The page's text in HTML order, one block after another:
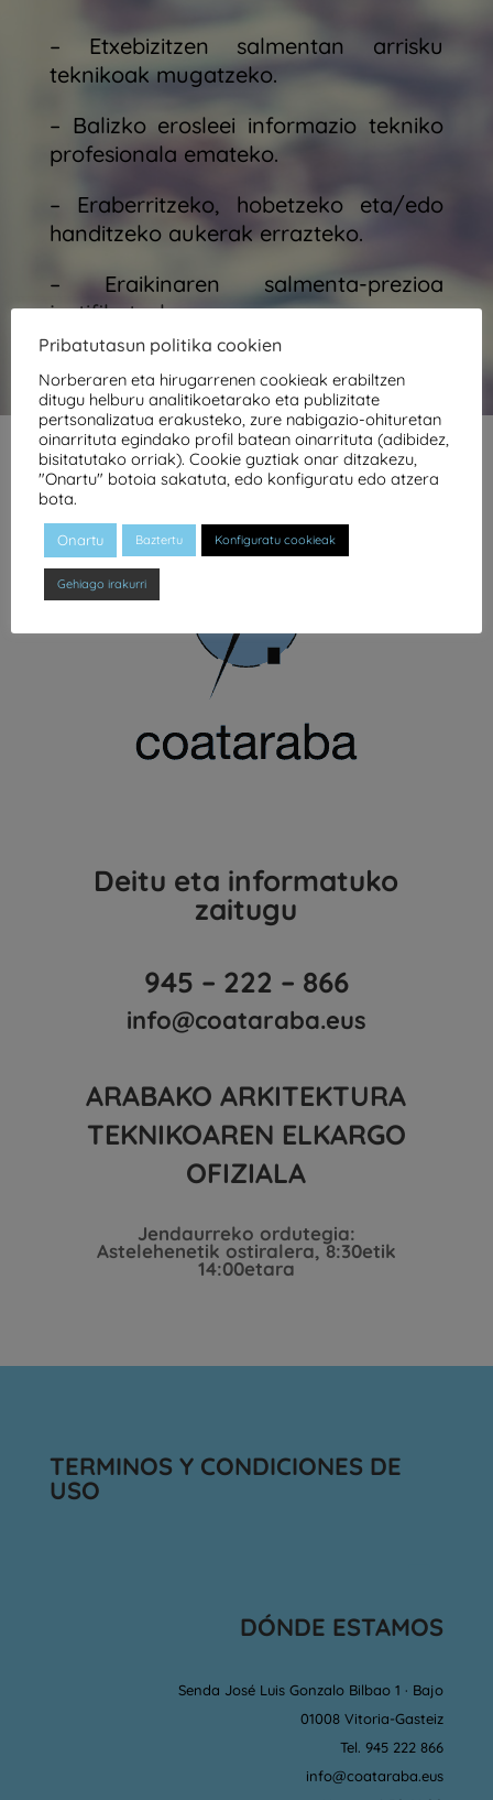
– Etxebizitzen salmentan arrisku
teknikoak mugatzeko.
– Balizko erosleei informazio tekniko
profesionala emateko.
– Eraberritzeko, hobetzeko eta/edo
handitzeko aukerak errazteko.
– Eraikinaren salmenta-prezioa
justifikatzeko.
Deitu eta informatuko
zaitugu
945 – 222 – 866
info@coataraba.eus
ARABAKO ARKITEKTURA
TEKNIKOAREN ELKARGO
OFIZIALA
Jendaurreko ordutegia:
Astelehenetik ostiralera, 8:30etik
14:00etara
TERMINOS Y CONDICIONES DE
USO
DÓNDE ESTAMOS
Senda José Luis Gonzalo Bilbao 1 · Bajo
01008 Vitoria-Gasteiz
Tel. 945 222 866
info@coataraba.eus
Pribatutasun politika cookien
Norberaren eta hirugarrenen cookieak erabiltzen
ditugu helburu analitikoetarako eta publizitate
pertsonalizatua erakusteko, zure nabigazio-ohituretan
oinarrituta egindako profil batean oinarrituta (adibidez,
bisitatutako orriak). Cookie guztiak onar ditzakezu,
"Onartu" botoia sakatuta, edo konfiguratu edo atzera
bota.
Onartu Baztertu Konfiguratu cookieak
Gehiago irakurri